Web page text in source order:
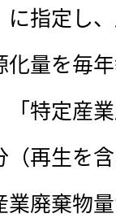
指定し
量を毎
「特定産
再生を
廃棄物